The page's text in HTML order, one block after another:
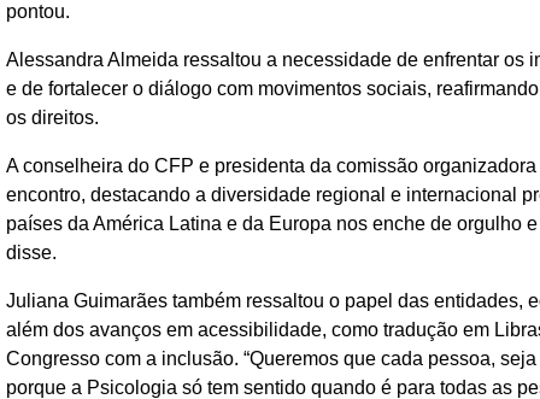
pontou.
Alessandra Almeida ressaltou a necessidade de enfrentar
e de fortalecer o diálogo com movimentos sociais,
os direitos.
A conselheira do CFP e presidenta da comissão
encontro, destacando a diversidade regional e internacional
países da América Latina e da Europa nos enche de orgulho
disse.
Juliana Guimarães também ressaltou o papel das entidades,
além dos avanços em acessibilidade, como tradução em
Congresso com a inclusão. “Queremos que cada pessoa,
porque a Psicologia só tem sentido quando é para todas as